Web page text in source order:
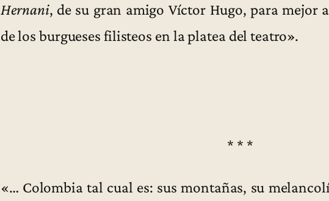
Hernani, de su gran amigo Víctor Hugo, para mejor
de los burgueses filisteos en la platea del teatro».
* * *
«… Colombia tal cual es: sus montañas, su